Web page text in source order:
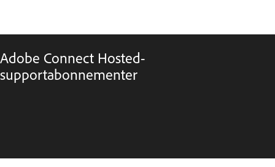
Adobe Connect Hosted-
supportabonnementer